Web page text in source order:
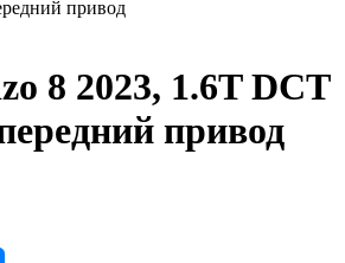
привод
8 2023, 1.6T DCT
привод